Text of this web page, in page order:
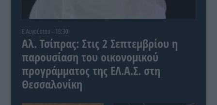
8 Αυγούστου - 18:30
Αλ. Τσίπρας: Στις 2 Σεπτεμβρίου η
παρουσίαση του οικονομικού
προγράμματος της ΕΛ.Α.Σ. στη
Θεσσαλονίκη